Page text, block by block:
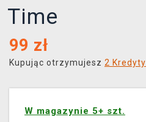
Time
99 zł
Kupując otrzymujesz 2 Kredyty
W magazynie 5+ szt.